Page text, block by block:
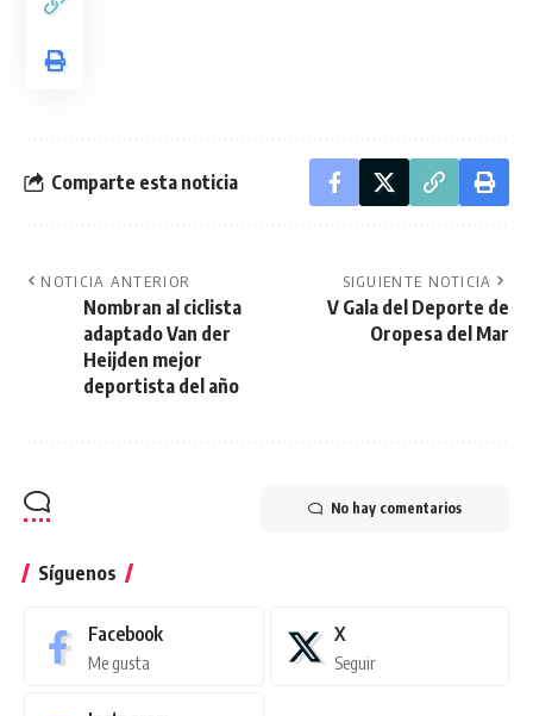
Comparte esta noticia
NOTICIA ANTERIOR
Nombran al ciclista
adaptado Van der
Heijden mejor
deportista del año
SIGUIENTE NOTICIA
V Gala del Deporte de
Oropesa del Mar
No hay comentarios
Síguenos
Facebook
Me gusta
X
Seguir